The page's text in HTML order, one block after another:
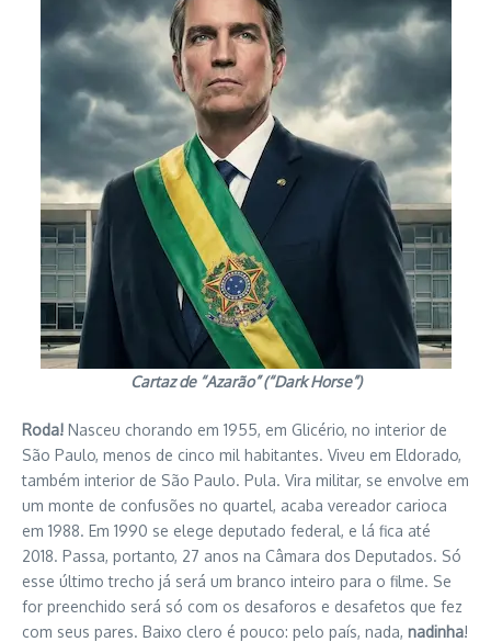
Cartaz de “Azarão” (“Dark Horse”)
Roda! Nasceu chorando em 1955, em Glicério, no interior de
São Paulo, menos de cinco mil habitantes. Viveu em Eldorado,
também interior de São Paulo. Pula. Vira militar, se envolve em
um monte de confusões no quartel, acaba vereador carioca
em 1988. Em 1990 se elege deputado federal, e lá fica até
2018. Passa, portanto, 27 anos na Câmara dos Deputados. Só
esse último trecho já será um branco inteiro para o filme. Se
for preenchido será só com os desaforos e desafetos que fez
com seus pares. Baixo clero é pouco: pelo país, nada, nadinha!